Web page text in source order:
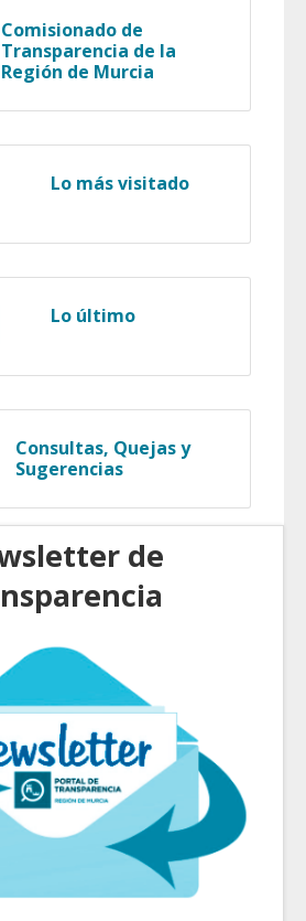
Comisionado de
Transparencia de la
Región de Murcia
Lo más visitado
Lo último
Consultas, Quejas y
Sugerencias
de